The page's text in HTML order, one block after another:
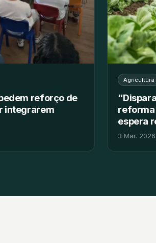
reforço de
integrarem
Agricultura
reforma
espera
3 Mar.